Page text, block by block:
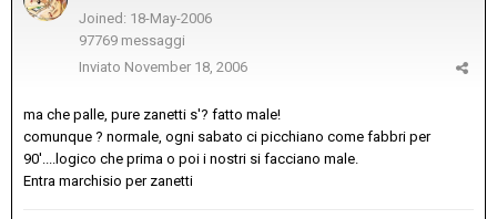
Joined: 18-May-2006
97769 messaggi
Inviato November 18, 2006
ma che palle, pure zanetti s'? fatto male!
comunque ? normale, ogni sabato ci picchiano come fabbri per
90'....logico che prima o poi i nostri si facciano male.
Entra marchisio per zanetti